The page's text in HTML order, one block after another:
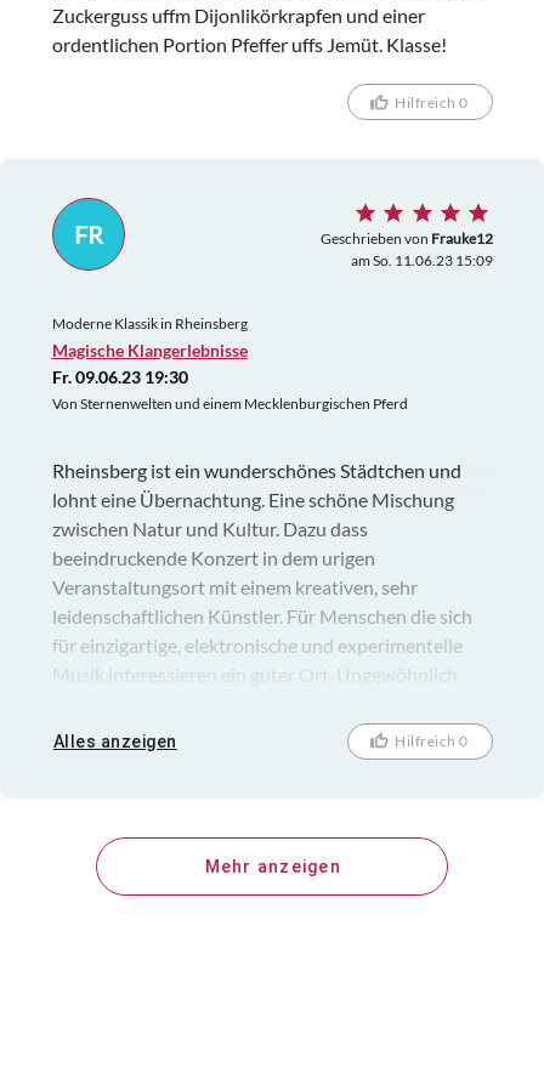
Zuckerguss uffm Dijonlikörkrapfen und einer
ordentlichen Portion Pfeffer uffs Jemüt. Klasse!
Hilfreich 0
FR Geschrieben von Frauke12
am So. 11.06.23 15:09
Moderne Klassik in Rheinsberg
Magische Klangerlebnisse
Fr. 09.06.23 19:30
Von Sternenwelten und einem Mecklenburgischen Pferd
Rheinsberg ist ein wunderschönes Städtchen und
lohnt eine Übernachtung. Eine schöne Mischung
zwischen Natur und Kultur. Dazu dass
beeindruckende Konzert in dem urigen
Veranstaltungsort mit einem kreativen, sehr
leidenschaftlichen Künstler. Für Menschen die sich
für einzigartige, elektronische und experimentelle
Musik interessieren ein guter Ort. Ungewöhnlich
neue / andere Räume und füllt nicht nur die
bestehenden. Vielen Dank an Two Tickets und das
Alles anzeigen Hilfreich 0
Mehr anzeigen